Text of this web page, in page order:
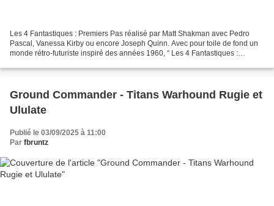
Les 4 Fantastiques : Premiers Pas réalisé par Matt Shakman avec Pedro
Pascal, Vanessa Kirby ou encore Joseph Quinn. Avec pour toile de fond un
monde rétro-futuriste inspiré des années 1960, “ Les 4 Fantastiques :
Ground Commander - Titans Warhound Rugie et
Ululate
Publié le 03/09/2025 à 11:00
Par fbruntz